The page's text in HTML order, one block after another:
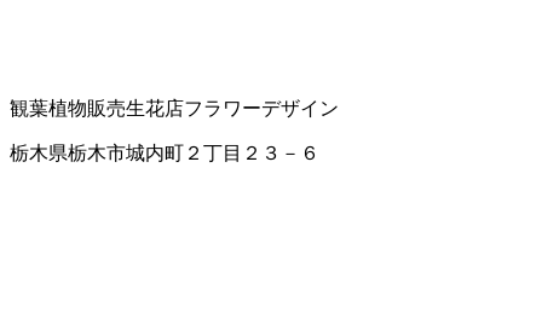
観葉植物販売生花店フラワーデザイン
栃木県栃木市城内町２丁目２３－６